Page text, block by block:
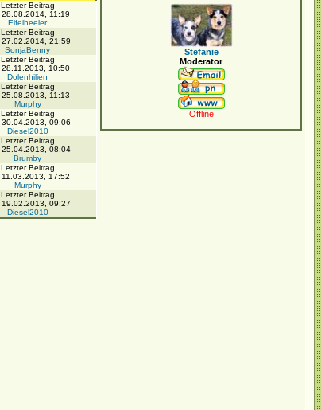
Letzter Beitrag
28.08.2014, 11:19
Eifelheeler
Letzter Beitrag
27.02.2014, 21:59
SonjaBenny
Letzter Beitrag
28.11.2013, 10:50
Dolenhilien
Letzter Beitrag
25.08.2013, 11:13
Murphy
Letzter Beitrag
30.04.2013, 09:06
Diesel2010
Letzter Beitrag
25.04.2013, 08:04
Brumby
Letzter Beitrag
11.03.2013, 17:52
Murphy
Letzter Beitrag
19.02.2013, 09:27
Diesel2010
Stefanie
Moderator
Offline